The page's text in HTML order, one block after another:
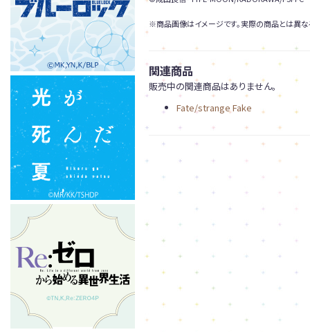
※商品画像はイメージです。実際の商品とは異な
関連商品
販売中の関連商品はありません。
Fate/strange Fake